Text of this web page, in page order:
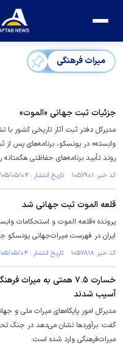
میراث فرهنگی
جزئیات ثبت جهانی «الموت»
مدیرکل دفتر ثبت آثار تاریخی کشور
وابسته» در یونسکو، برنامه‌های پس
روند تأیید برنامه‌های حفاظتی هگمتانه
کد خبر: ۱۰۵۷۹۰۱ تاریخ انتشار : ۱۴۰۵/۰۵/۰۴
قلعه الموت ثبت جهانی شد
پرونده «قلعه الموت و استحکامات
ایران در فهرست میراث‌جهانی یونسکو
کد خبر: ۱۰۵۷۸۱۸ تاریخ انتشار : ۱۴۰۵/۰۵/۰۴
آسیب شدند
مدیرکل امور پایگاه‌های میراث ملی و
میراث‌فرهنگی وارد شده است.